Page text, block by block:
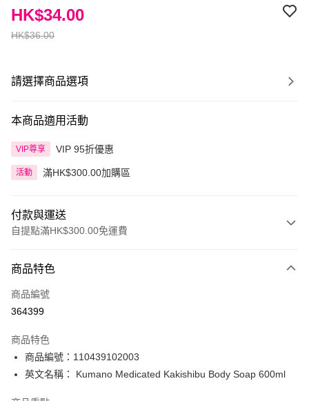
HK$36.00
HK$34.00
請選擇商品選項
本商品適用活動
VIP尊享 VIP 95折優惠
活動 滿HK$300.00加購區
付款與運送
自提點滿HK$300.00免運費
信用卡
Apple Pay
PayMe
WeChat Pay
商品特色
商品編號
364399
商品特色
商品編號：110439102003
英文名稱： Kumano Medicated Kakishibu Body Soap 600ml